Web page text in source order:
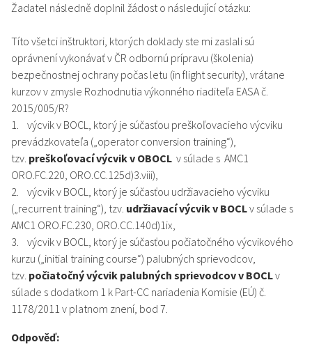
Žadatel následně doplnil žádost o následující otázku:
Títo všetci inštruktori, ktorých doklady ste mi zaslali sú
oprávnení vykonávať v ČR odbornú prípravu (školenia)
bezpečnostnej ochrany počas letu (in flight security), vrátane
kurzov v zmysle Rozhodnutia výkonného riaditeľa EASA č.
2015/005/R?
1. výcvik v BOCL, ktorý je súčasťou preškoľovacieho výcviku
prevádzkovateľa („operator conversion training“),
tzv. preškoľovací výcvik v OBOCL v súlade s AMC1
ORO.FC.220, ORO.CC.125d)3.viii),
2. výcvik v BOCL, ktorý je súčasťou udržiavacieho výcviku
(„recurrent training“), tzv. udržiavací výcvik v BOCLv súlade s
AMC1 ORO.FC.230, ORO.CC.140d)1ix,
3. výcvik v BOCL, ktorý je súčasťou počiatočného výcvikového
kurzu („initial training course“) palubných sprievodcov,
tzv. počiatočný výcvik palubných sprievodcov v BOCLv
súlade s dodatkom 1 k Part-CC nariadenia Komisie (EÚ) č.
1178/2011 v platnom znení, bod 7.
Odpověď: